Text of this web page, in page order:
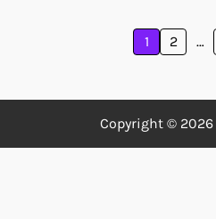
1 2 …
Copyright © 2026